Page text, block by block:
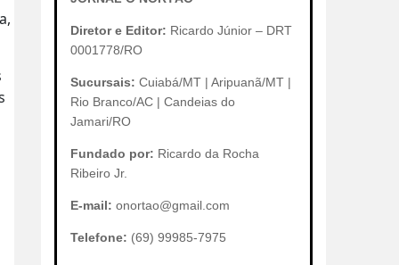
Diretor e Editor: Ricardo Júnior – DRT
0001778/RO
Sucursais: Cuiabá/MT | Aripuanã/MT |
Rio Branco/AC | Candeias do
Jamari/RO
Fundado por: Ricardo da Rocha
Ribeiro Jr.
E-mail: onortao@gmail.com
Telefone: (69) 99985-7975